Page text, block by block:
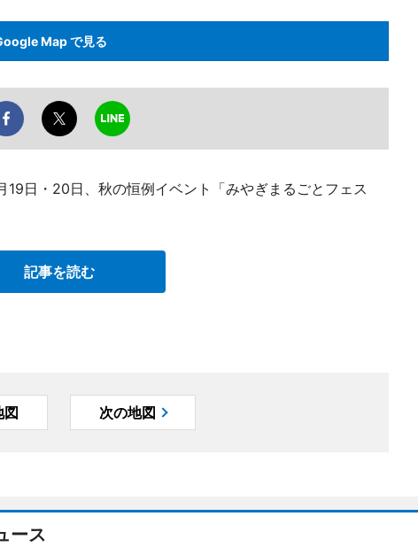
Map で見る
日・20日、秋の恒例イベント「みやぎまるごとフェス
記事を読む
図 次の地図
ース